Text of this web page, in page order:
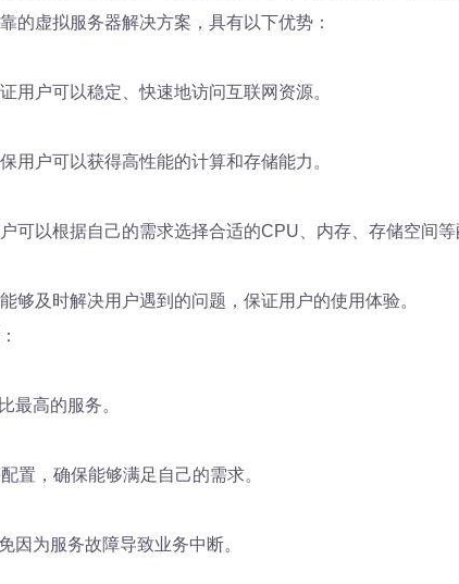
的虚拟服务器解决方案，具有以下优势：
用户可以稳定、快速地访问互联网资源。
用户可以获得高性能的计算和存储能力。
可以根据自己的需求选择合适的CPU、内存、存储空间
及时解决用户遇到的问题，保证用户的使用体验。
最高的服务。
置，确保能够满足自己的需求。
因为服务故障导致业务中断。